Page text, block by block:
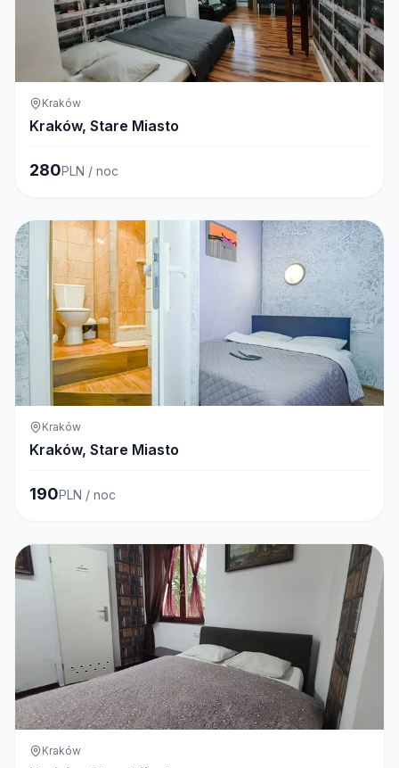
Kraków
Kraków, Stare Miasto
280PLN / noc
Kraków
Kraków, Stare Miasto
190PLN / noc
Kraków